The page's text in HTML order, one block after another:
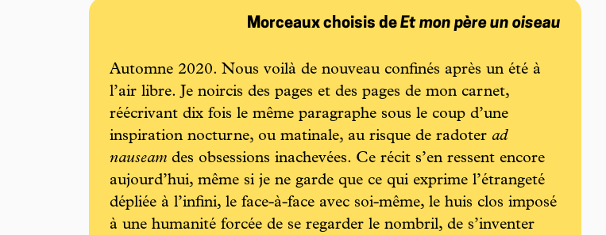
Morceaux choisis de Et mon père un oiseau
Automne 2020. Nous voilà de nouveau confinés après un été à
l’air libre. Je noircis des pages et des pages de mon carnet,
réécrivant dix fois le même paragraphe sous le coup d’une
inspiration nocturne, ou matinale, au risque de radoter ad
nauseam des obsessions inachevées. Ce récit s’en ressent encore
aujourd’hui, même si je ne garde que ce qui exprime l’étrangeté
dépliée à l’infini, le face-à-face avec soi-même, le huis clos imposé
à une humanité forcée de se regarder le nombril, de s’inventer